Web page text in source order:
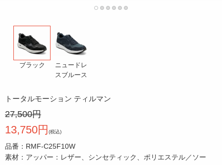
ブラック
ニュードレ
スブルース
トータルモーション ティルマン
27,500円
13,750円 (税込)
品番：RMF-C25F10W
素材：アッパー：レザー、シンセティック、ポリエステル／ソー